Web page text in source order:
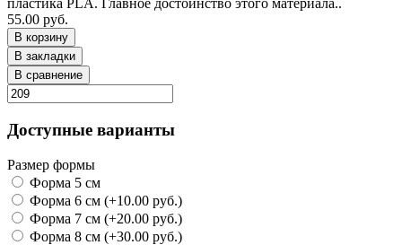
пластика PLA. Главное достоинство этого материала..
55.00 руб.
В корзину
В закладки
В сравнение
Доступные варианты
Размер формы
Форма 5 см
Форма 6 см (+10.00 руб.)
Форма 7 см (+20.00 руб.)
Форма 8 см (+30.00 руб.)